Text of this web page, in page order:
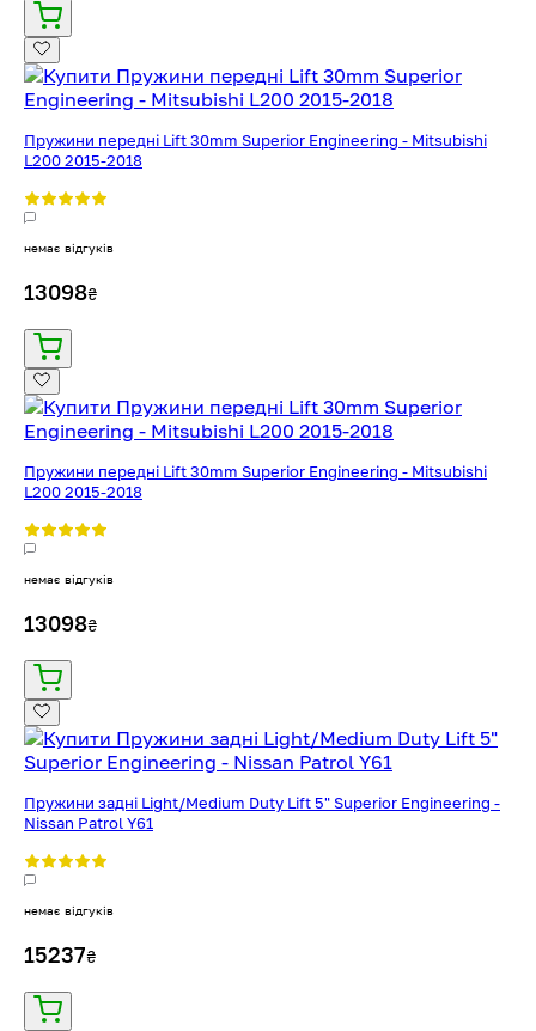
Пружини передні Lift 30mm Superior Engineering - Mitsubishi
L200 2015-2018
немає відгуків
13098₴
Пружини передні Lift 30mm Superior Engineering - Mitsubishi
L200 2015-2018
немає відгуків
13098₴
Пружини задні Light/Medium Duty Lift 5" Superior Engineering -
Nissan Patrol Y61
немає відгуків
15237₴